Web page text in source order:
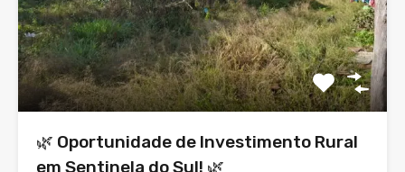
🌿 Oportunidade de Investimento Rural
em Sentinela do Sul! 🌿